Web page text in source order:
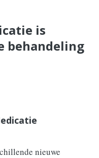
is
behandeling
nieuwe